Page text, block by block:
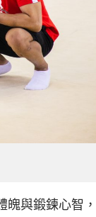
與鍛鍊心智，